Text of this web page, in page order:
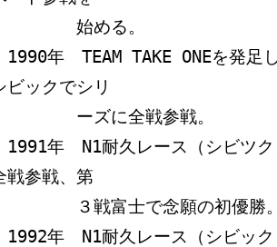
始める。
1990年　TEAM TAKE ONEを発足
ビックでシリ
ーズに全戦参戦。
1991年　N1耐久レース（シビツ
戦参戦、第
３戦富士で念願の初優勝
1992年　N1耐久レース（シビッ